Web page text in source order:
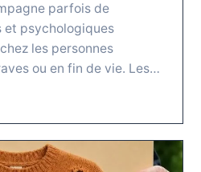
parfois de
et psychologiques
les personnes
ou en fin de vie. Les…